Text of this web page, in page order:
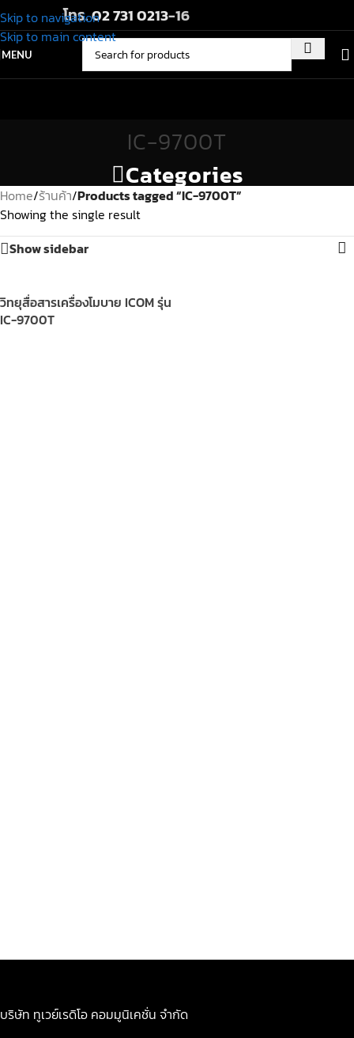
Skip to navigation
Skip to main content
โทร.02 731 0213-16
MENU
IC-9700T
Categories
Home/ร้านค้า/Products tagged “IC-9700T”
Showing the single result
Show sidebar
วิทยุสื่อสารเครื่องโมบาย ICOM รุ่น
IC-9700T
บริษัท ทูเวย์เรดิโอ คอมมูนิเคชั่น จำกัด